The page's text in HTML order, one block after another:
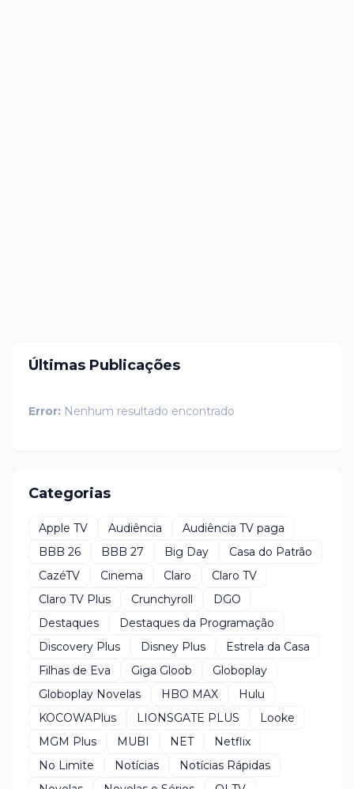
Últimas Publicações
Error: Nenhum resultado encontrado
Categorias
Apple TV Audiência
Audiência TV paga
BBB 26
BBB 27 Big Day
Casa do Patrão
CazéTV
Cinema Claro
Claro TV
Claro TV Plus
Crunchyroll
DGO
Destaques
Destaques da Programação
Discovery Plus
Disney Plus
Estrela da Casa
Filhas de Eva
Giga Gloob
Globoplay
Globoplay Novelas
HBO MAX
Hulu
KOCOWAPlus
LIONSGATE PLUS
Looke
MGM Plus
MUBI NET
Netflix
No Limite
Notícias
Notícias Rápidas